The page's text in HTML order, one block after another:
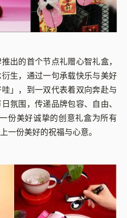
出的首个节点礼赠心智礼盒，
生，通过一句承载快乐与美好
」，到一双代表着双向奔赴与
氛围，传递品牌包容、自由、
份美好诚挚的创意礼盒为所有
一份美好的祝福与心意。